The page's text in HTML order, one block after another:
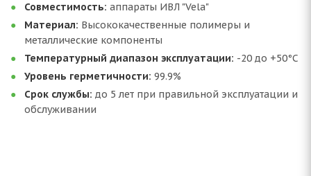
Совместимость: аппараты ИВЛ "Vela"
Материал: Высококачественные полимеры и
металлические компоненты
Температурный диапазон эксплуатации: -20 до +50°C
Уровень герметичности: 99.9%
Срок службы: до 5 лет при правильной эксплуатации и
обслуживании